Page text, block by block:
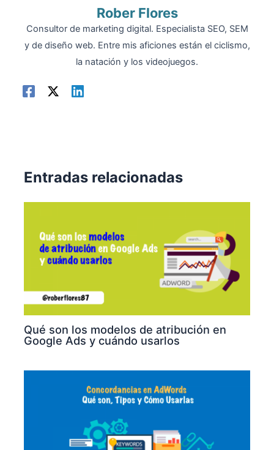
Rober Flores
Consultor de marketing digital. Especialista SEO, SEM
y de diseño web. Entre mis aficiones están el ciclismo,
la natación y los videojuegos.
Entradas relacionadas
Qué son los modelos de atribución en
Google Ads y cuándo usarlos